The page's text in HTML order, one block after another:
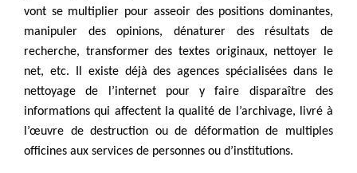
vont se multiplier pour asseoir des positions dominantes,
manipuler des opinions, dénaturer des résultats de
recherche, transformer des textes originaux, nettoyer le
net, etc. Il existe déjà des agences spécialisées dans le
nettoyage de l’internet pour y faire disparaître des
informations qui affectent la qualité de l’archivage, livré à
l’œuvre de destruction ou de déformation de multiples
officines aux services de personnes ou d’institutions.